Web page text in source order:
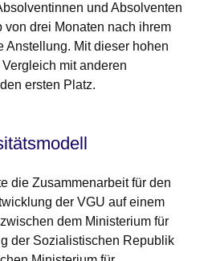
und Absolventen
drei Monaten nach ihrem
Anstellung. Mit dieser hohen
mit anderen
ersten Platz.
die Zusammenarbeit für den
der VGU auf einem
dem Ministerium für
der Sozialistischen Republik